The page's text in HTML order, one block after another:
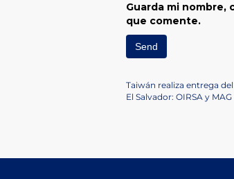
Guarda mi nombre,
que comente.
Previous
Post
Taiwán realiza entrega
Next
El Salvador: OIRSA y